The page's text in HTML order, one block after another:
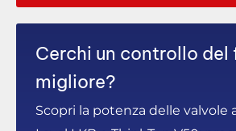
Cerchi un controllo del
migliore?
Scopri la potenza delle valvole